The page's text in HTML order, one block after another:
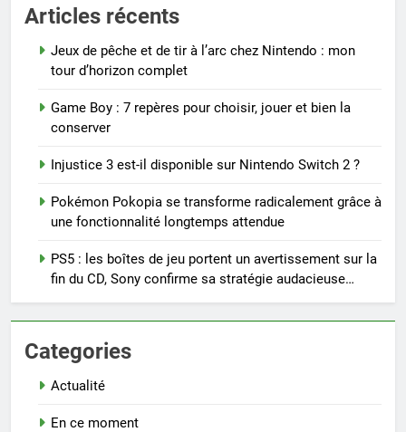
Articles récents
Jeux de pêche et de tir à l’arc chez Nintendo : mon
tour d’horizon complet
Game Boy : 7 repères pour choisir, jouer et bien la
conserver
Injustice 3 est-il disponible sur Nintendo Switch 2 ?
Pokémon Pokopia se transforme radicalement grâce à
une fonctionnalité longtemps attendue
PS5 : les boîtes de jeu portent un avertissement sur la
fin du CD, Sony confirme sa stratégie audacieuse…
Categories
Actualité
En ce moment